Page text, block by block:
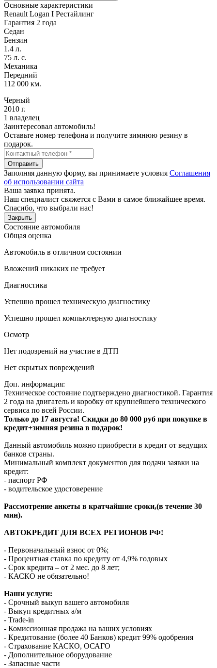
Основные характеристики
Renault Logan I Рестайлинг
Гарантия 2 года
Седан
Бензин
1.4 л.
75 л. с.
Механика
Передний
112 000 км.
Черный
2010 г.
1 владелец
Заинтересовал автомобиль!
Оставьте номер телефона и получите зимнюю резину в
подарок.
Отправить
Заполняя данную форму, вы принимаете условия Соглашения
об использовании сайта
Ваша заявка принята.
Наш специалист свяжется с Вами в самое ближайшее время.
Спасибо, что выбрали нас!
Закрыть
Состояние автомобиля
Общая оценка
Автомобиль в отличном состоянии
Вложений никаких не требует
Диагностика
Успешно прошел техническую диагностику
Успешно прошел компьютерную диагностику
Осмотр
Нет подозрений на участие в ДТП
Нет скрытых повреждений
Доп. информация:
Техническое состояние подтверждено диагностикой. Гарантия
2 года на двигатель и коробку от крупнейшего технического
сервиса по всей России.
Только до 17 августа! Скидки до 80 000 руб при покупке в
кредит+зимняя резина в подарок!
Данный автомобиль можно приобрести в кредит от ведущих
банков страны.
Минимальный комплект документов для подачи заявки на
кредит:
- паспорт РФ
- водительское удостоверение
Рассмотрение анкеты в кратчайшие сроки,(в течение 30
мин).
АВТОКРЕДИТ ДЛЯ ВСЕХ РЕГИОНОВ РФ!
- Первоначальный взнос от 0%;
- Процентная ставка по кредиту от 4,9% годовых
- Срок кредита – от 2 мес. до 8 лет;
- КАСКО не обязательно!
Наши услуги:
- Срочный выкуп вашего автомобиля
- Выкуп кредитных а/м
- Trade-in
- Комиссионная продажа на ваших условиях
- Кредитование (более 40 Банков) кредит 99% одобрения
- Страхование КАСКО, ОСАГО
- Дополнительное оборудование
- Запасные части